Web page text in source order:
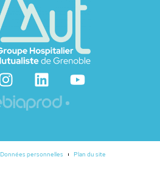
Données personnelles Plan du site